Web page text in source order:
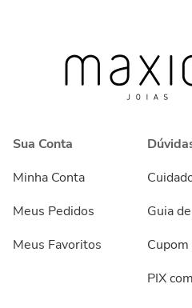
Sua Conta
Minha Conta
Meus Pedidos
Meus Favoritos
Guia
PIX